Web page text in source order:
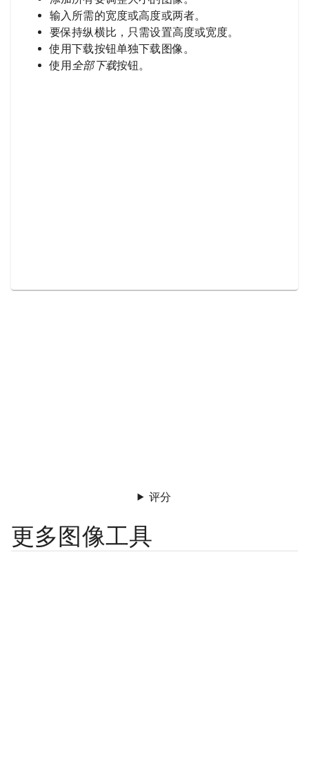
输入所需的宽度或高度或两者。
要保持纵横比，只需设置高度或宽度。
使用下载按钮单独下载图像。
使用全部下载按钮。
评分
更多图像工具